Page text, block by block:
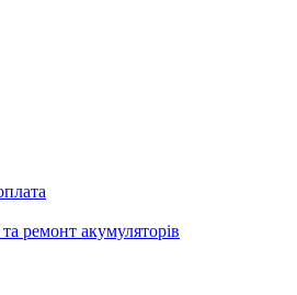
ремонт акумуляторів